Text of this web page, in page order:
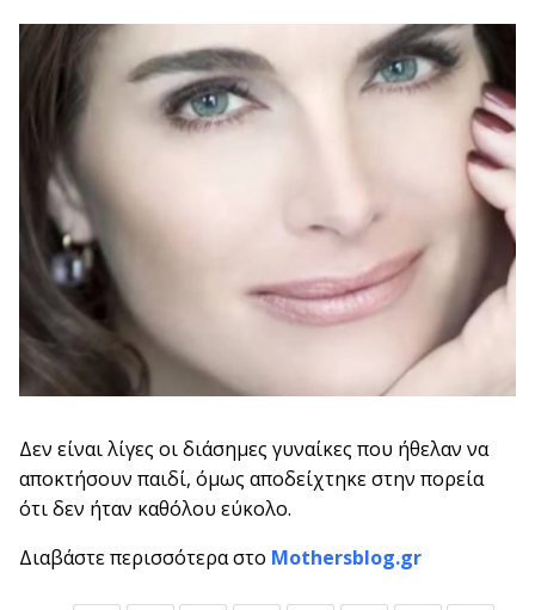
Δεν είναι λίγες οι διάσημες γυναίκες που ήθελαν να
αποκτήσουν παιδί, όμως αποδείχτηκε στην πορεία
ότι δεν ήταν καθόλου εύκολο.
Διαβάστε περισσότερα στο Mothersblog.gr